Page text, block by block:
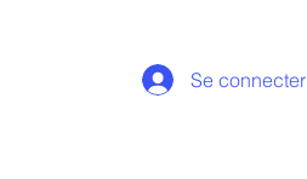
Se connecter